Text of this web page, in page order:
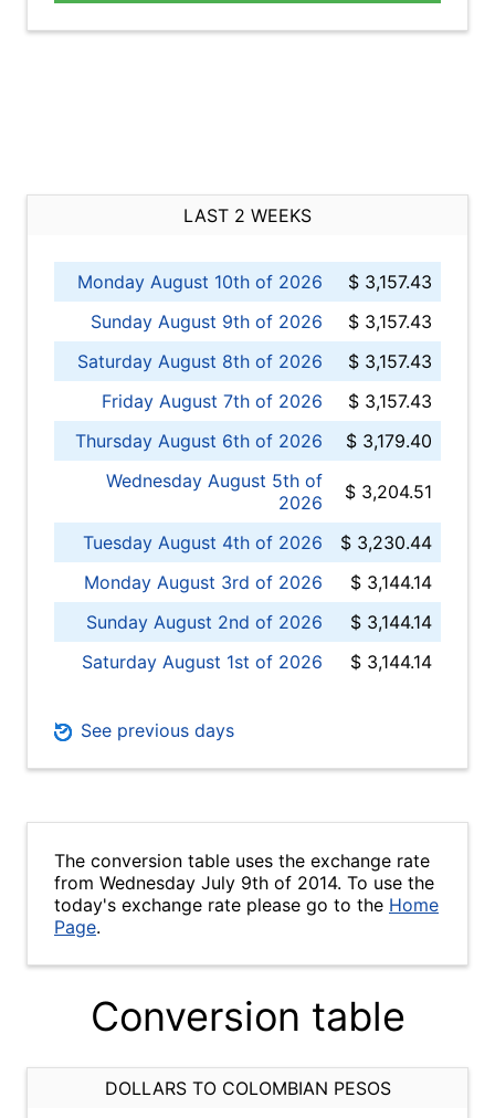
LAST 2 WEEKS
Monday August 10th of 2026
$ 3,157.43
Sunday August 9th of 2026
$ 3,157.43
Saturday August 8th of 2026
$ 3,157.43
Friday August 7th of 2026
$ 3,157.43
Thursday August 6th of 2026
$ 3,179.40
Wednesday August 5th of
2026
$ 3,204.51
Tuesday August 4th of 2026
$ 3,230.44
Monday August 3rd of 2026
$ 3,144.14
Sunday August 2nd of 2026
$ 3,144.14
Saturday August 1st of 2026
$ 3,144.14
See previous days
The conversion table uses the exchange rate
from Wednesday July 9th of 2014. To use the
today's exchange rate please go to the Home
Page.
Conversion table
DOLLARS TO COLOMBIAN PESOS